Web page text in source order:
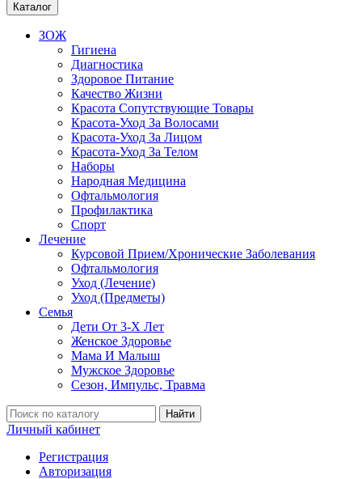
Каталог
ЗОЖ
Гигиена
Диагностика
Здоровое Питание
Качество Жизни
Красота Сопутствующие Товары
Красота-Уход За Волосами
Красота-Уход За Лицом
Красота-Уход За Телом
Наборы
Народная Медицина
Офтальмология
Профилактика
Спорт
Лечение
Курсовой Прием/Хронические Заболевания
Офтальмология
Уход (Лечение)
Уход (Предметы)
Семья
Дети От 3-Х Лет
Женское Здоровье
Мама И Малыш
Мужское Здоровье
Сезон, Импульс, Травма
Найти
Личный кабинет
Регистрация
Авторизация